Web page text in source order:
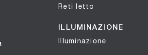
Reti letto
ILLUMINAZIONE
Illuminazione